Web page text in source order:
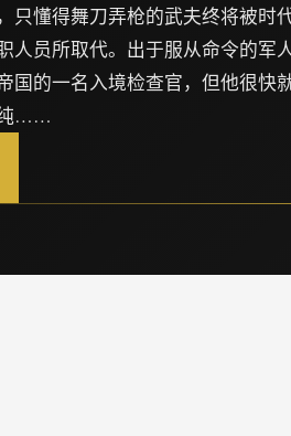
只懂得舞刀弄枪的武夫终将被时
人员所取代。出于服从命令的军
国的一名入境检查官，但他很快
纯……